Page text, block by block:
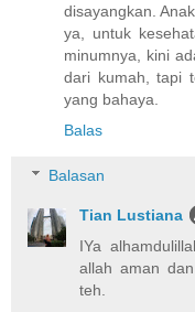
disayangkan.
ya, untuk
minumnya, kini
dari kumah, tapi
yang bahaya.
Balas
Balasan
Tian Lustiana
IYa
allah aman
teh.